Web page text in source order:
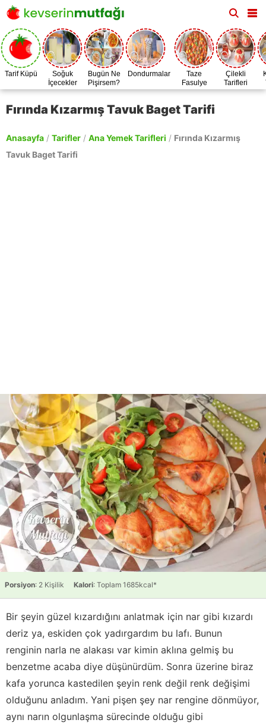
Tarif Küpü
Soğuk
İçecekler
Bugün Ne
Pişirsem?
Dondurmalar
Taze
Fasulye
Zamanı
Çilekli
Tarifleri
Fırında Kızarmış Tavuk Baget Tarifi
Anasayfa / Tarifler / Ana Yemek Tarifleri / Fırında Kızarmış
Tavuk Baget Tarifi
Porsiyon: 2 Kişilik Kalori: Toplam 1685kcal*
Bir şeyin güzel kızardığını anlatmak için nar gibi kızardı
deriz ya, eskiden çok yadırgardım bu lafı. Bunun
renginin narla ne alakası var kimin aklına gelmiş bu
benzetme acaba diye düşünürdüm. Sonra üzerine biraz
kafa yorunca kastedilen şeyin renk değil renk değişimi
olduğunu anladım. Yani pişen şey nar rengine dönmüyor,
aynı narın olgunlaşma sürecinde olduğu gibi